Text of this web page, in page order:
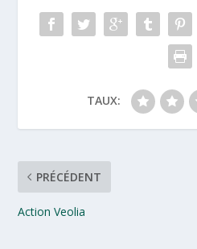
TAUX:
PRÉCÉDENT
Action Veolia